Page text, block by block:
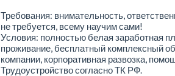
Требования: внимательность,
не требуется, всему научим сами!
Условия: полностью белая заработная
проживание, бесплатный комплексный
компании, корпоративная развозка,
Трудоустройство согласно ТК РФ.